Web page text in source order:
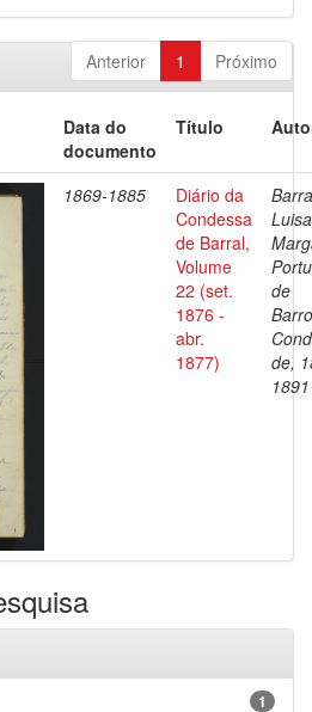
Anterior 1 Próximo
Data do
documento
Título
1869-1885
Diário da
Condessa
de Barral,
Volume
22 (set.
1876 -
abr.
1877)
Luisa
de
de,
1891
1